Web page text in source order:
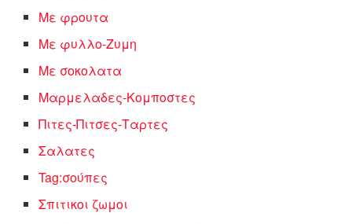
Με φρουτα
Με φυλλο-Ζυμη
Με σοκολατα
Μαρμελαδες-Κομποστες
Πιτες-Πιτσες-Ταρτες
Σαλατες
Tag:σούπες
Σπιτικοι ζωμοι